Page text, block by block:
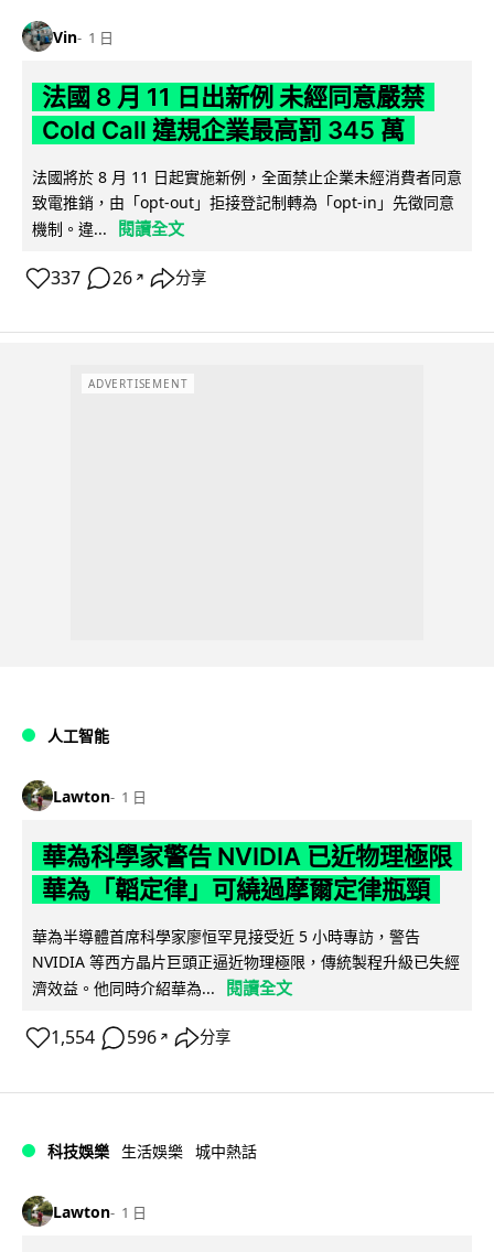
Vin 1 日
法國 8 月 11 日出新例 未經同意嚴禁
Cold Call 違規企業最高罰 345 萬
法國將於 8 月 11 日起實施新例，全面禁止企業未經消費者同意
致電推銷，由「opt-out」拒接登記制轉為「opt-in」先徵同意
機制。違...
閱讀全文
337 26 ↗ 分享
ADVERTISEMENT
人工智能
Lawton 1 日
華為科學家警告 NVIDIA 已近物理極限
華為「韜定律」可繞過摩爾定律瓶頸
華為半導體首席科學家廖恒罕見接受近 5 小時專訪，警告
NVIDIA 等西方晶片巨頭正逼近物理極限，傳統製程升級已失經
濟效益。他同時介紹華為...
閱讀全文
1,554 596 ↗ 分享
科技娛樂 生活娛樂 城中熱話
Lawton 1 日